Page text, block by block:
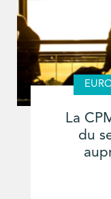
La
du